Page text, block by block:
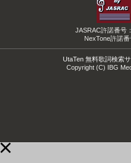
JASRAC許諾番号
NexTone許諾
UtaTen 無料歌詞検索
Copyright (C) IBG